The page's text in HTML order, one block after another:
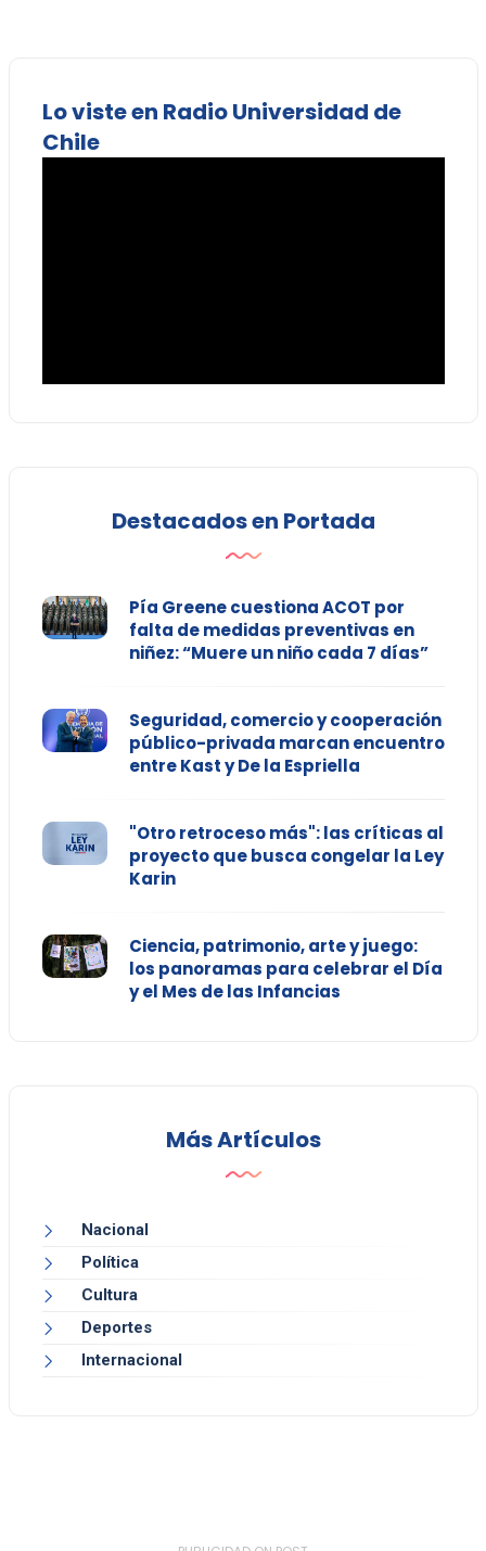
Lo viste en Radio Universidad de
Chile
Destacados en Portada
Pía Greene cuestiona ACOT por
falta de medidas preventivas en
niñez: “Muere un niño cada 7 días”
Seguridad, comercio y cooperación
público-privada marcan encuentro
entre Kast y De la Espriella
"Otro retroceso más": las críticas al
proyecto que busca congelar la Ley
Karin
Ciencia, patrimonio, arte y juego:
los panoramas para celebrar el Día
y el Mes de las Infancias
Más Artículos
Nacional
Política
Cultura
Deportes
Internacional